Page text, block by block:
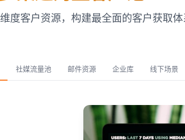
度客户资源，构建最全面的客户获取
社媒流量池 邮件资源 企业库 线下场景